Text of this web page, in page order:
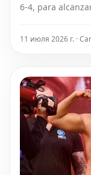
6-4, para
Alexander
11 июля 2026 г. ·